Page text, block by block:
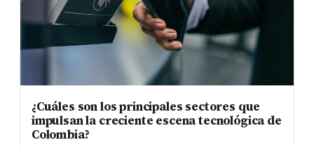
¿Cuáles son los principales sectores que
impulsan la creciente escena tecnológica de
Colombia?